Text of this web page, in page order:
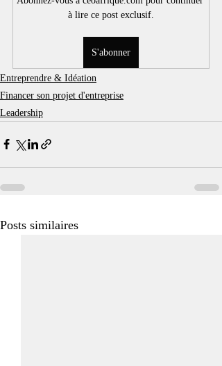
à lire ce post exclusif.
S'abonner
Entreprendre & Idéation
Financer son projet d'entreprise
Leadership
Posts similaires